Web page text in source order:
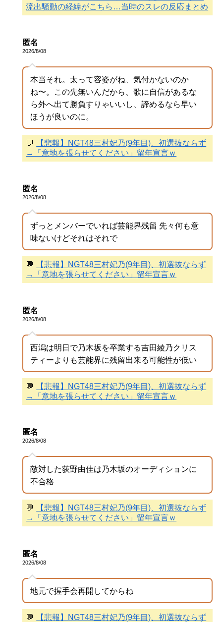
流出騒動の経緯がこちら…当時のスレの反応まとめ
匿名
2026/8/08
本当それ。太って容姿がね、気付かないのか
ね〜。この先無いんだから、歌に自信があるな
ら外へ出て勝負すりゃいいし、諦めるなら早い
ほうが良いのに。
💬
【悲報】NGT48三村妃乃(9年目)、初選抜ならず
→「意地を張らせてください」留年宣言ｗ
匿名
2026/8/08
ずっとメンバーでいれば芸能界残留 先々何も意
味ないけどそれはそれで
💬
【悲報】NGT48三村妃乃(9年目)、初選抜ならず
→「意地を張らせてください」留年宣言ｗ
匿名
2026/8/08
西潟は明日で乃木坂を卒業する吉田綾乃クリス
ティーよりも芸能界に残留出来る可能性が低い
💬
【悲報】NGT48三村妃乃(9年目)、初選抜ならず
→「意地を張らせてください」留年宣言ｗ
匿名
2026/8/08
敵対した荻野由佳は乃木坂のオーディションに
不合格
💬
【悲報】NGT48三村妃乃(9年目)、初選抜ならず
→「意地を張らせてください」留年宣言ｗ
匿名
2026/8/08
地元で握手会再開してからね
💬
【悲報】NGT48三村妃乃(9年目)、初選抜ならず